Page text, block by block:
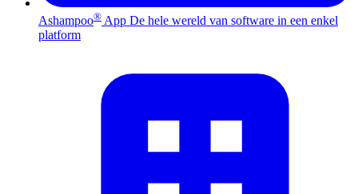
Ashampoo® App De hele wereld van software in een enkel
platform